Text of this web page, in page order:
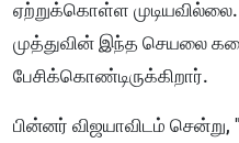
ஏற்றுக்கொள்ள முடியவில்லை.
முத்துவின் இந்த செயலை
பேசிக்கொண்டிருக்கிறார்.
பின்னர் விஜயாவிடம்